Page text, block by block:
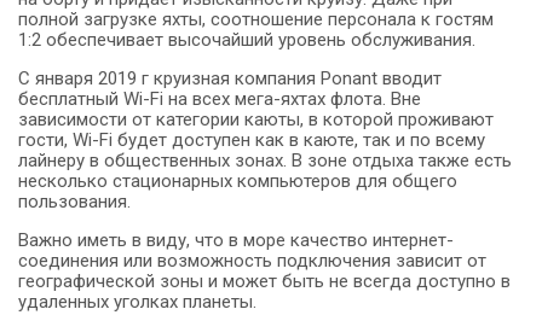
полной загрузке яхты, соотношение персонала к гостям
1:2 обеспечивает высочайший уровень обслуживания.
C января 2019 г круизная компания Ponant вводит
бесплатный Wi-Fi на всех мега-яхтах флота. Вне
зависимости от категории каюты, в которой проживают
гости, Wi-Fi будет доступен как в каюте, так и по всему
лайнеру в общественных зонах. В зоне отдыха также есть
несколько стационарных компьютеров для общего
пользования.
Важно иметь в виду, что в море качество интернет-
соединения или возможность подключения зависит от
географической зоны и может быть не всегда доступно в
удаленных уголках планеты.